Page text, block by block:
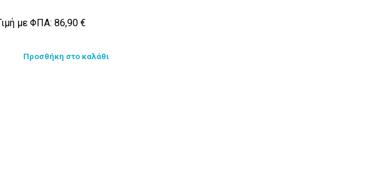
με ΦΠΑ:86,90€
Προσθήκη στο καλάθι